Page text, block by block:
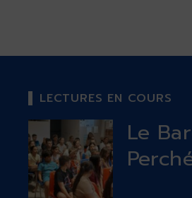
LECTURES EN COURS
Le